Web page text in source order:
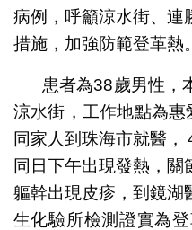
病例，呼籲涼水街、連
措施，加強防範登革熱。
患者為38歲男性，
涼水街，工作地點為
同家人到珠海市就醫，
同日下午出現發熱，
軀幹出現皮疹，到鏡湖
生化驗所檢測證實為